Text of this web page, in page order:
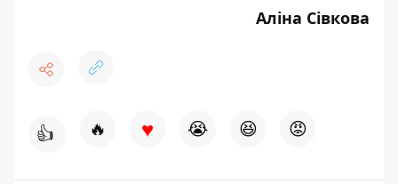
Аліна Сівкова
👍 🔥 ♥ 😭 😆 😡